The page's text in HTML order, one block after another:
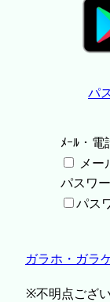
パ
ﾒｰﾙ・電
メー
パスワ
パス
ガラホ・ガラ
※不明点ござ